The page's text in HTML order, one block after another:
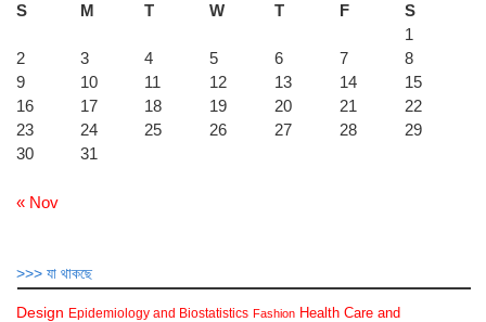
S
M T W T F
S
1
2
3 4 5 6 7
8
9
10 11 12 13 14
15
16
17 18 19 20 21
22
23
24 25 26 27 28
29
30
31
« Nov
>>> যা থাকছে
Design Epidemiology and Biostatistics Fashion Health Care and